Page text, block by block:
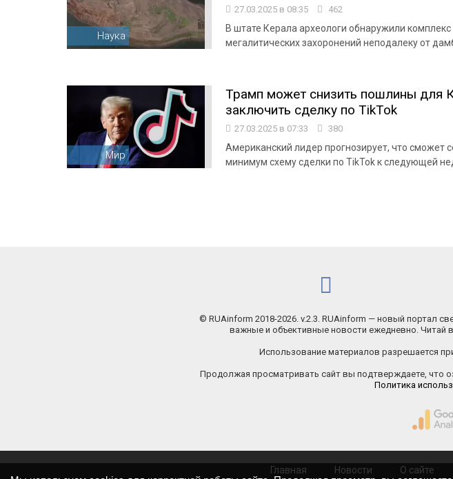
Наука
27.03.2025 в 08:35 462
В штате Керала археологи обнаружили
мегалитических захоронений неподалеку от
Мир
Трамп может снизить пошлины для
заключить сделку по TikTok
27.03.2025 в 07:33 380
Американский лидер прогнозирует, что сможет
минимум схему сделки по TikTok к следующей
© RUAinform 2018-2026. v.2.3. RUAinform — новый портал
важные и объективные новости ежедневно. Читай
Использование материалов разрешается
Продолжая просматривать сайт вы подтверждаете, что
Политика
Главная Новости О сайте